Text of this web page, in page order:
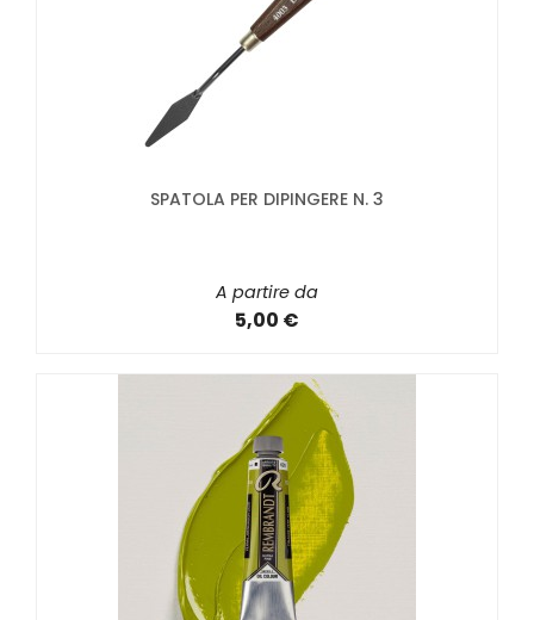
SPATOLA PER DIPINGERE N. 3
A partire da
5,00 €